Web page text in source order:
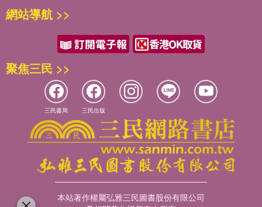
網站導航 >>
聚焦三民 >>
三民書局 三民出版
本站著作權屬弘雅三民圖書股份有限公司